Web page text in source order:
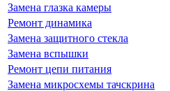
Замена глазка камеры
Ремонт динамика
Замена защитного стекла
Замена вспышки
Ремонт цепи питания
Замена микросхемы тачскрина